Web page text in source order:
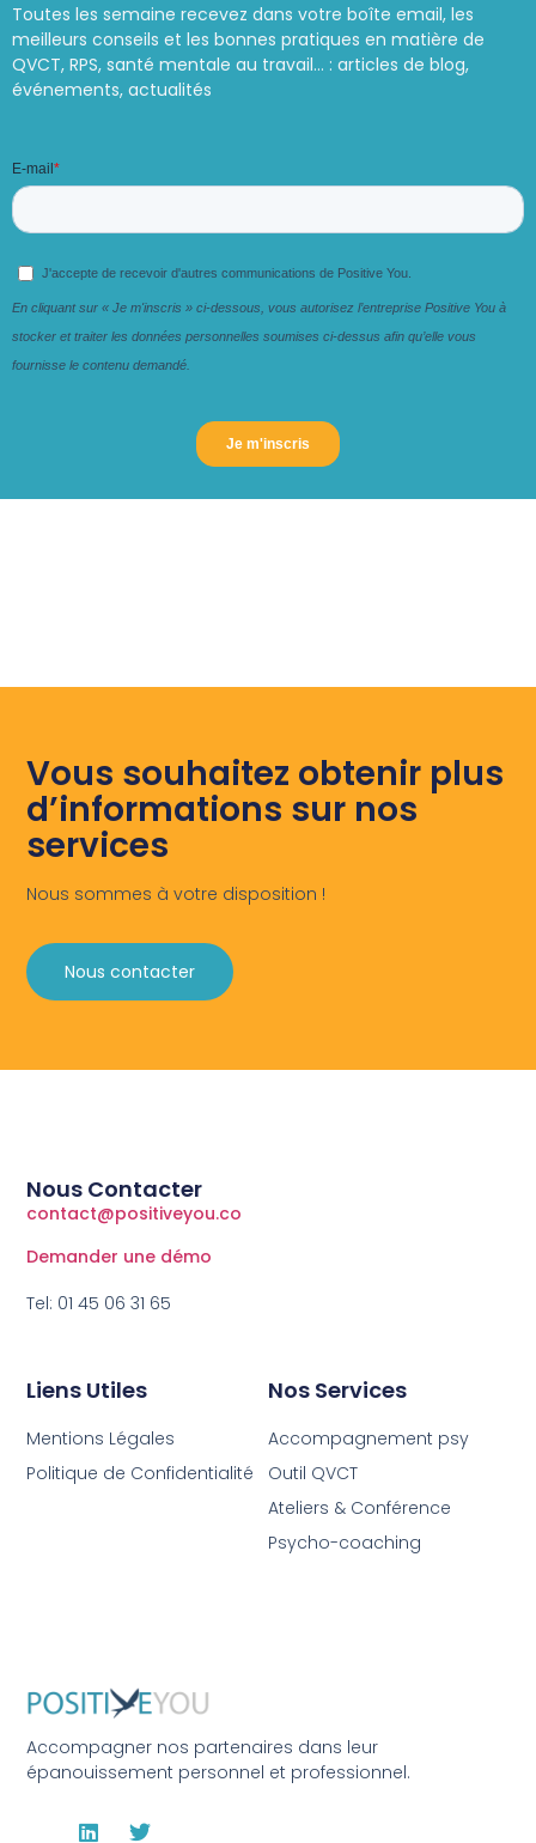
Toutes les semaine recevez dans votre boîte email, les
meilleurs conseils et les bonnes pratiques en matière de
QVCT, RPS, santé mentale au travail… : articles de blog,
événements, actualités
Vous souhaitez obtenir plus
d’informations sur nos
services
Nous sommes à votre disposition !
Nous contacter
Accompagner nos partenaires dans leur
épanouissement personnel et professionnel.
Nos Services
Accompagnement psy
Outil QVCT
Ateliers & Conférence
Psycho-coaching
Liens Utiles
Mentions Légales
Politique de Confidentialité
Nous Contacter
contact@positiveyou.co
Demander une démo
Tel: 01 45 06 31 65